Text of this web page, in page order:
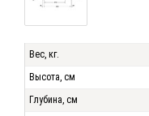
Вес, кг.
Высота, см
Глубина, см